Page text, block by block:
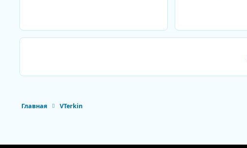
Главная VTerkin